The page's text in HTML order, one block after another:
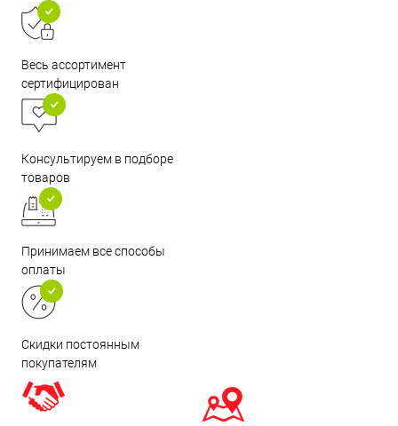
Весь ассортимент
сертифицирован
Консультируем в подборе
товаров
Принимаем все способы
оплаты
Скидки постоянным
покупателям